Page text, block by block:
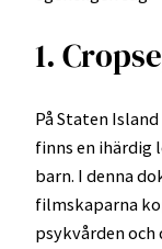
1.
På Staten
finns en ihärdig
barn. I denna
filmskaparna
psykvården